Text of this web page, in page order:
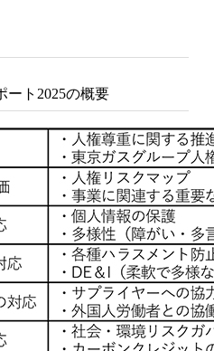
ート2025の概要